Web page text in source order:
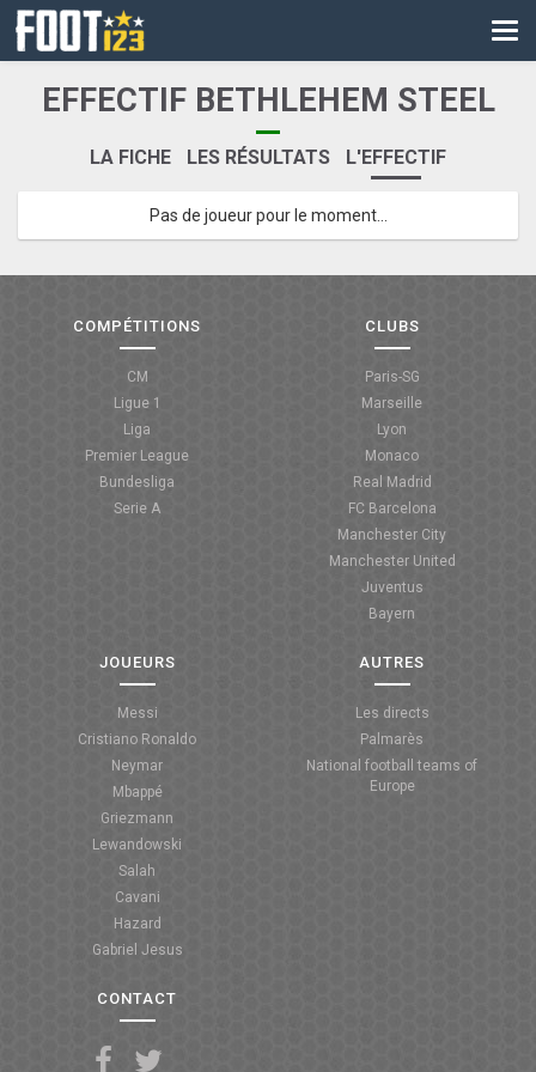
CM
LES DIRECTS
COUPE DE FRANCE
EFFECTIF BETHLEHEM STEEL
LA FICHE LES RÉSULTATS L'EFFECTIF
Pas de joueur pour le moment...
COMPÉTITIONS
CM
Ligue 1
Liga
Premier League
Bundesliga
Serie A
CLUBS
Paris-SG
Marseille
Lyon
Monaco
Real Madrid
FC Barcelona
Manchester City
Manchester United
Juventus
Bayern
JOUEURS
Messi
Cristiano Ronaldo
Neymar
Mbappé
Griezmann
Lewandowski
Salah
Cavani
Hazard
Gabriel Jesus
AUTRES
Les directs
Palmarès
National football teams of
Europe
CONTACT